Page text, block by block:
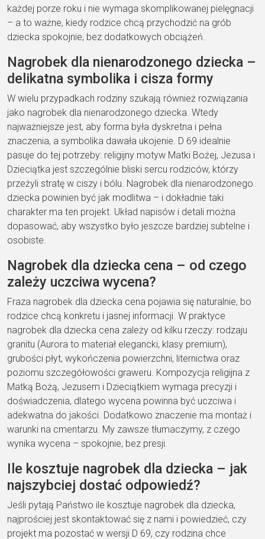
każdej porze roku i nie wymaga skomplikowanej pielęgnacji
– a to ważne, kiedy rodzice chcą przychodzić na grób
dziecka spokojnie, bez dodatkowych obciążeń.
Nagrobek dla nienarodzonego dziecka –
delikatna symbolika i cisza formy
W wielu przypadkach rodziny szukają również rozwiązania
jako nagrobek dla nienarodzonego dziecka. Wtedy
najważniejsze jest, aby forma była dyskretna i pełna
znaczenia, a symbolika dawała ukojenie. D 69 idealnie
pasuje do tej potrzeby: religijny motyw Matki Bożej, Jezusa i
Dzieciątka jest szczególnie bliski sercu rodziców, którzy
przeżyli stratę w ciszy i bólu. Nagrobek dla nienarodzonego
dziecka powinien być jak modlitwa – i dokładnie taki
charakter ma ten projekt. Układ napisów i detali można
dopasować, aby wszystko było jeszcze bardziej subtelne i
osobiste.
Nagrobek dla dziecka cena – od czego
zależy uczciwa wycena?
Fraza nagrobek dla dziecka cena pojawia się naturalnie, bo
rodzice chcą konkretu i jasnej informacji. W praktyce
nagrobek dla dziecka cena zależy od kilku rzeczy: rodzaju
granitu (Aurora to materiał elegancki, klasy premium),
grubości płyt, wykończenia powierzchni, liternictwa oraz
poziomu szczegółowości graweru. Kompozycja religijna z
Matką Bożą, Jezusem i Dzieciątkiem wymaga precyzji i
doświadczenia, dlatego wycena powinna być uczciwa i
adekwatna do jakości. Dodatkowo znaczenie ma montaż i
warunki na cmentarzu. My zawsze tłumaczymy, z czego
wynika wycena – spokojnie, bez presji.
Ile kosztuje nagrobek dla dziecka – jak
najszybciej dostać odpowiedź?
Jeśli pytają Państwo ile kosztuje nagrobek dla dziecka,
najprościej jest skontaktować się z nami i powiedzieć, czy
projekt ma pozostać w wersji D 69, czy rodzina chce